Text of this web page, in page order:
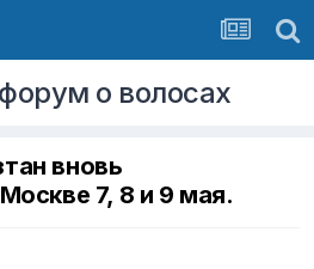
о волосах
вновь
7, 8 и 9 мая.